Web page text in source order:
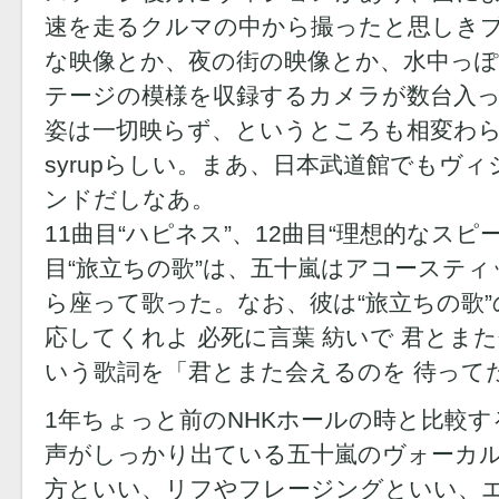
速を走るクルマの中から撮ったと思しき
な映像とか、夜の街の映像とか、水中っ
テージの模様を収録するカメラが数台入
姿は一切映らず、というところも相変わ
syrupらしい。まあ、日本武道館でもヴ
ンドだしなあ。
11曲目“ハピネス”、12曲目“理想的なスピ
目“旅立ちの歌”は、五十嵐はアコーステ
ら座って歌った。なお、彼は“旅立ちの歌
応してくれよ 必死に言葉 紡いで 君とま
いう歌詞を「君とまた会えるのを 待って
1年ちょっと前のNHKホールの時と比較
声がしっかり出ている五十嵐のヴォーカ
方といい、リフやフレージングといい、